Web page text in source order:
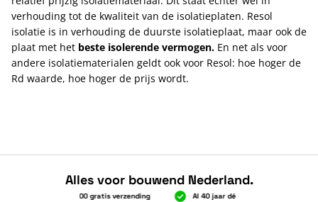
verhouding tot de kwaliteit van de isolatieplaten. Resol
isolatie is in verhouding de duurste isolatieplaat, maar ook de
plaat met het beste isolerende vermogen. En net als voor
andere isolatiematerialen geldt ook voor Resol: hoe hoger de
Rd waarde, hoe hoger de prijs wordt.
Alles voor bouwend Nederland.
Boven 2.000 gratis verzending Al 40 jaar dé specialist